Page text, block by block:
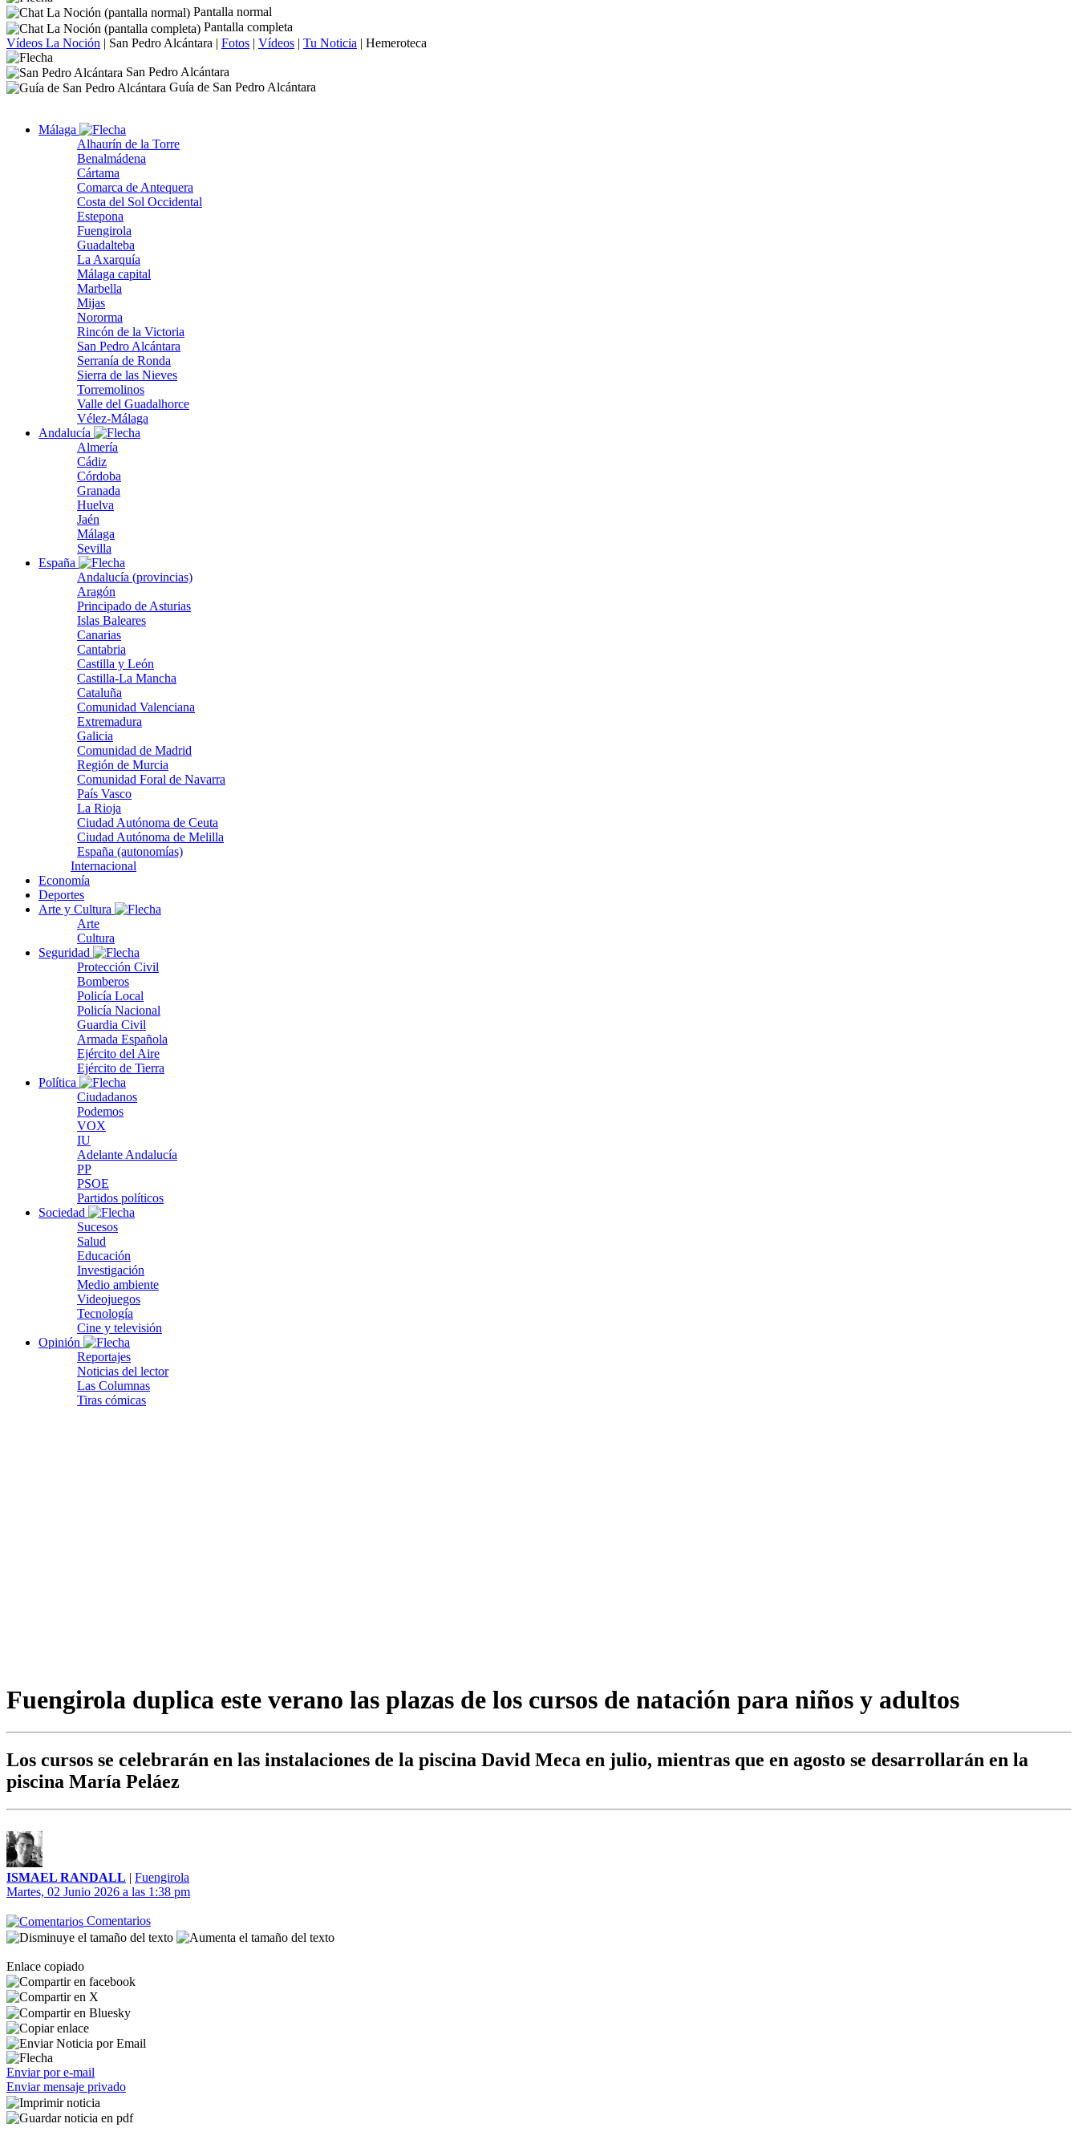
Pantalla normal
Pantalla completa
Vídeos La Noción | San Pedro Alcántara | Fotos | Vídeos | Tu Noticia | Hemeroteca
San Pedro Alcántara
Guía de San Pedro Alcántara
Málaga
Alhaurín de la Torre
Benalmádena
Cártama
Comarca de Antequera
Costa del Sol Occidental
Estepona
Fuengirola
Guadalteba
La Axarquía
Málaga capital
Marbella
Mijas
Nororma
Rincón de la Victoria
San Pedro Alcántara
Serranía de Ronda
Sierra de las Nieves
Torremolinos
Valle del Guadalhorce
Vélez-Málaga
Andalucía
Almería
Cádiz
Córdoba
Granada
Huelva
Jaén
Málaga
Sevilla
España
Andalucía (provincias)
Aragón
Principado de Asturias
Islas Baleares
Canarias
Cantabria
Castilla y León
Castilla-La Mancha
Cataluña
Comunidad Valenciana
Extremadura
Galicia
Comunidad de Madrid
Región de Murcia
Comunidad Foral de Navarra
País Vasco
La Rioja
Ciudad Autónoma de Ceuta
Ciudad Autónoma de Melilla
España (autonomías)
Internacional
Economía
Deportes
Arte y Cultura
Arte
Cultura
Seguridad
Protección Civil
Bomberos
Policía Local
Policía Nacional
Guardia Civil
Armada Española
Ejército del Aire
Ejército de Tierra
Política
Ciudadanos
Podemos
VOX
IU
Adelante Andalucía
PP
PSOE
Partidos políticos
Sociedad
Sucesos
Salud
Educación
Investigación
Medio ambiente
Videojuegos
Tecnología
Cine y televisión
Opinión
Reportajes
Noticias del lector
Las Columnas
Tiras cómicas
Fuengirola duplica este verano las plazas de los cursos de natación para niños y adultos
Los cursos se celebrarán en las instalaciones de la piscina David Meca en julio, mientras que en agosto se desarrollarán en la
piscina María Peláez
ISMAEL RANDALL | Fuengirola
Martes, 02 Junio 2026 a las 1:38 pm
Comentarios
Enlace copiado
Enviar por e-mail
Enviar mensaje privado